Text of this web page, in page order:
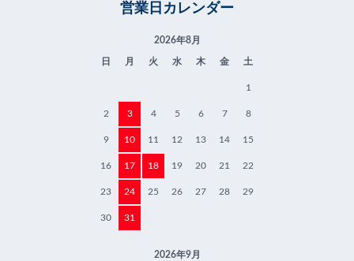
営業日カレンダー
2026年8月
日 月 火 水 木 金 土
1
2 3 4 5 6 7 8
9 10 11 12 13 14 15
16 17 18 19 20 21 22
23 24 25 26 27 28 29
30 31
2026年9月